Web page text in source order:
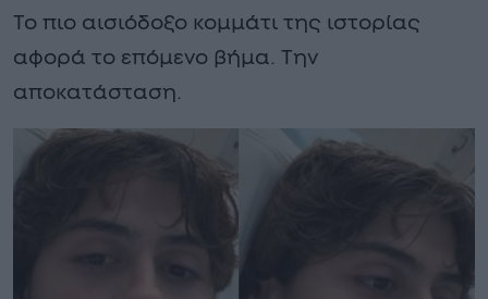
Το πιο αισιόδοξο κομμάτι της ιστορίας
αφορά το επόμενο βήμα. Την
αποκατάσταση.